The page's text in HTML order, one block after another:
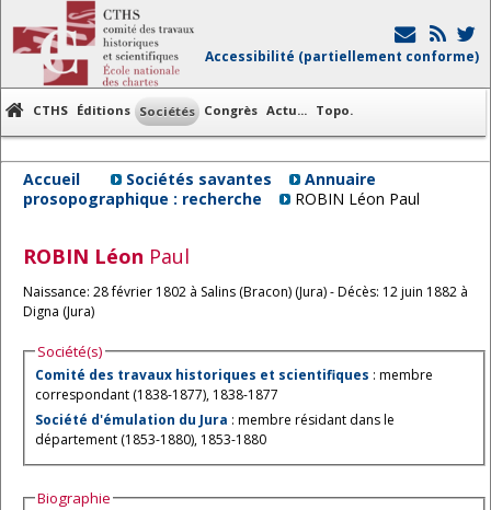
Accessibilité (partiellement conforme)
CTHS Éditions Sociétés Congrès Actu... Topo.
Accueil Sociétés savantes
Annuaire
prosopographique : recherche
ROBIN Léon Paul
ROBIN Léon Paul
Naissance: 28 février 1802 à Salins (Bracon) (Jura) - Décès: 12 juin 1882 à
Digna (Jura)
Société(s)
Comité des travaux historiques et scientifiques : membre
correspondant (1838-1877), 1838-1877
Société d'émulation du Jura : membre résidant dans le
département (1853-1880), 1853-1880
Biographie